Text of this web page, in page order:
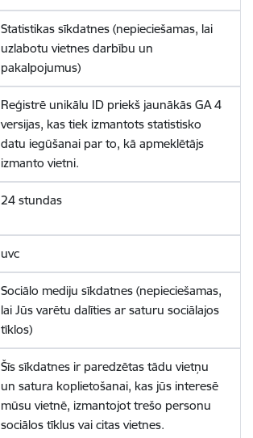
Statistikas sīkdatnes (nepieciešamas, lai
uzlabotu vietnes darbību un
pakalpojumus)
Reģistrē unikālu ID priekš jaunākās GA 4
versijas, kas tiek izmantots statistisko
datu iegūšanai par to, kā apmeklētājs
izmanto vietni.
24 stundas
uvc
Sociālo mediju sīkdatnes (nepieciešamas,
lai Jūs varētu dalīties ar saturu sociālajos
tīklos)
Šīs sīkdatnes ir paredzētas tādu vietņu
un satura koplietošanai, kas jūs interesē
mūsu vietnē, izmantojot trešo personu
sociālos tīklus vai citas vietnes.